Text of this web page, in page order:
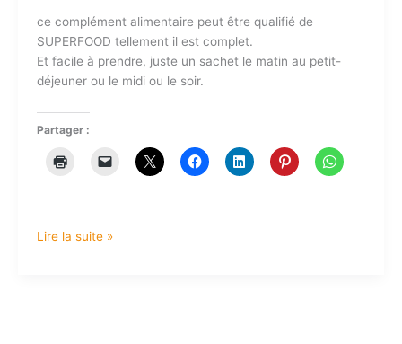
ce complément alimentaire peut être qualifié de
SUPERFOOD tellement il est complet.
Et facile à prendre, juste un sachet le matin au petit-
déjeuner ou le midi ou le soir.
Partager :
Lire la suite »